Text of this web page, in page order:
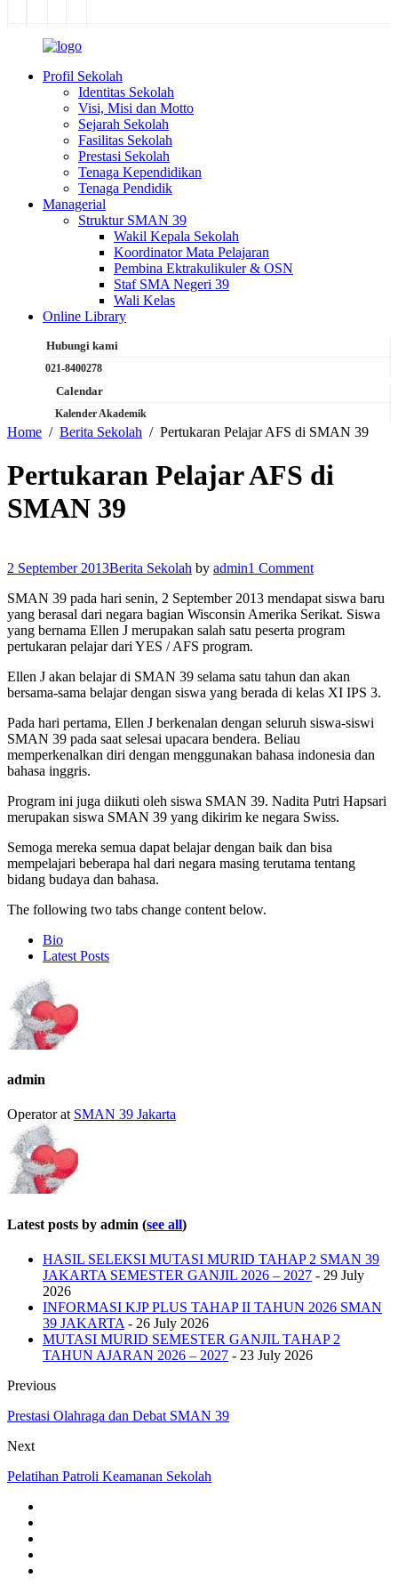
Profil Sekolah
Identitas Sekolah
Visi, Misi dan Motto
Sejarah Sekolah
Fasilitas Sekolah
Prestasi Sekolah
Tenaga Kependidikan
Tenaga Pendidik
Managerial
Struktur SMAN 39
Wakil Kepala Sekolah
Koordinator Mata Pelajaran
Pembina Ektrakulikuler & OSN
Staf SMA Negeri 39
Wali Kelas
Online Library
Hubungi kami
021-8400278
Calendar
Kalender Akademik
Home Berita Sekolah Pertukaran Pelajar AFS di SMAN 39
Pertukaran Pelajar AFS di
SMAN 39
2 September 2013Berita Sekolah by admin1 Comment
SMAN 39 pada hari senin, 2 September 2013 mendapat siswa baru
yang berasal dari negara bagian Wisconsin Amerika Serikat. Siswa
yang bernama Ellen J merupakan salah satu peserta program
pertukaran pelajar dari YES / AFS program.
Ellen J akan belajar di SMAN 39 selama satu tahun dan akan
bersama-sama belajar dengan siswa yang berada di kelas XI IPS 3.
Pada hari pertama, Ellen J berkenalan dengan seluruh siswa-siswi
SMAN 39 pada saat selesai upacara bendera. Beliau
memperkenalkan diri dengan menggunakan bahasa indonesia dan
bahasa inggris.
Program ini juga diikuti oleh siswa SMAN 39. Nadita Putri Hapsari
merupakan siswa SMAN 39 yang dikirim ke negara Swiss.
Semoga mereka semua dapat belajar dengan baik dan bisa
mempelajari beberapa hal dari negara masing terutama tentang
bidang budaya dan bahasa.
The following two tabs change content below.
Bio
Latest Posts
admin
Operatorat SMAN 39 Jakarta
Latest posts by admin (see all)
HASIL SELEKSI MUTASI MURID TAHAP 2 SMAN 39
JAKARTA SEMESTER GANJIL 2026 – 2027 - 29 July
2026
INFORMASI KJP PLUS TAHAP II TAHUN 2026 SMAN
39 JAKARTA - 26 July 2026
MUTASI MURID SEMESTER GANJIL TAHAP 2
TAHUN AJARAN 2026 – 2027 - 23 July 2026
Previous
Prestasi Olahraga dan Debat SMAN 39
Next
Pelatihan Patroli Keamanan Sekolah